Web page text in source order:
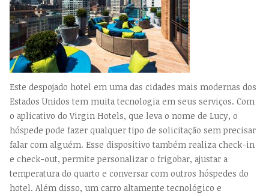
Este despojado hotel em uma das cidades mais modernas dos
Estados Unidos tem muita tecnologia em seus serviços. Com
o aplicativo do Virgin Hotels, que leva o nome de Lucy, o
hóspede pode fazer qualquer tipo de solicitação sem precisar
falar com alguém. Esse dispositivo também realiza check-in
e check-out, permite personalizar o frigobar, ajustar a
temperatura do quarto e conversar com outros hóspedes do
hotel. Além disso, um carro altamente tecnológico e